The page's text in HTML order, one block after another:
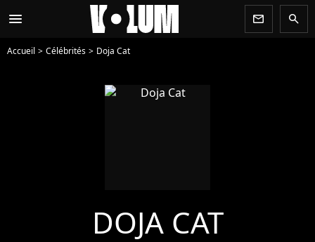
menu newsletter search
Accueil Célébrités Doja Cat
DOJA CAT